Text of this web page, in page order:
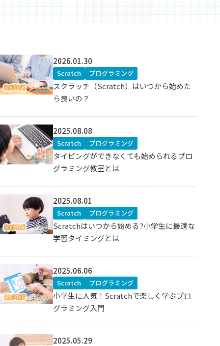
2026.01.30
Scratch プログラミング
スクラッチ（Scratch）はいつから始めた
ら良いの？
2025.08.08
Scratch プログラミング
タイピングができなくても始められるプロ
グラミング教室とは
2025.08.01
Scratch プログラミング
Scratchはいつから始める?小学生に最適な
学習タイミングとは
2025.06.06
Scratch プログラミング
小学生に人気！Scratchで楽しく学ぶプロ
グラミング入門
2025.05.29